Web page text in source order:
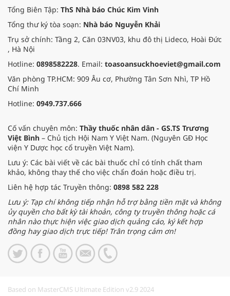
Tổng Biên Tập: ThS Nhà báo Chúc Kim Vinh
Tổng thư ký tòa soạn: Nhà báo Nguyễn Khải
Trụ sở chính: Tầng 2, Căn 03NV03, khu đô thị Lideco, Hoài Đức
, Hà Nội
Hotline: 0898582228. Email: toasoansuckhoeviet@gmail.com
Văn phòng TP.HCM: 909 Âu cơ, Phường Tân Sơn Nhì, TP Hồ
Chí Minh
Hotline: 0949.737.666
Cố vấn chuyên môn: Thầy thuốc nhân dân - GS.TS Trương
Việt Bình – Chủ tịch Hội Nam Y Việt Nam. (Nguyên GĐ Học
viện Y Dược học cổ truyền Việt Nam).
Lưu ý: Các bài viết về các bài thuốc chỉ có tính chất tham
khảo, không thay thế cho việc chẩn đoán hoặc điều trị.
Liên hệ hợp tác Truyền thông: 0898 582 228
Lưu ý: Tạp chí không tiếp nhận hỗ trợ bằng tiền mặt và không
ủy quyền cho bất kỳ tài khoản, công ty truyền thông hoặc cá
nhân nào thực hiện việc giao dịch quảng cáo, ký kết hợp
đồng hay giao dịch trực tiếp! Trân trọng cảm ơn!
Based on MasterCMS Ultimate Edition v2.9 2024